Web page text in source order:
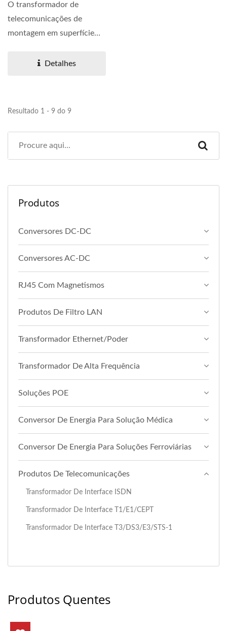
O transformador de
telecomunicações de
montagem em superfície
interface...Detalhes
Resultado 1 - 9 do 9
Produtos
Conversores DC-DC
Conversores AC-DC
RJ45 Com Magnetismos
Produtos De Filtro LAN
Transformador Ethernet/Poder
Transformador De Alta Frequência
Soluções POE
Conversor De Energia Para Solução Médica
Conversor De Energia Para Soluções Ferroviárias
Produtos De Telecomunicações
Transformador De Interface ISDN
Transformador De Interface T1/E1/CEPT
Transformador De Interface T3/DS3/E3/STS-1
Produtos Quentes